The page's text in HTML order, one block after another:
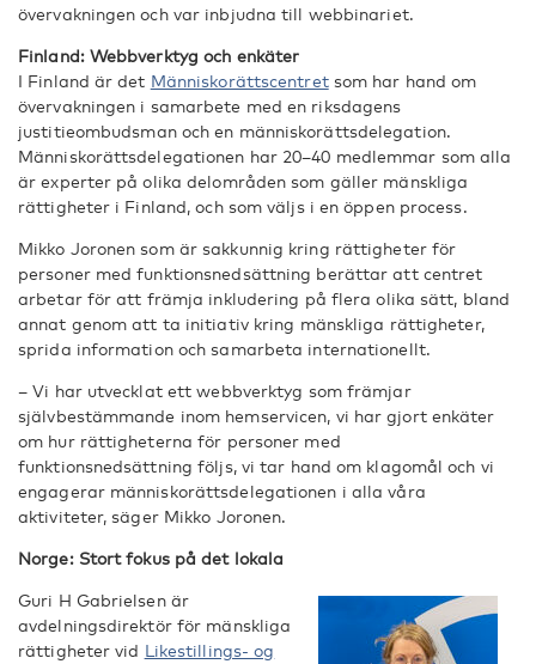
övervakningen och var inbjudna till webbinariet.
Finland: Webbverktyg och enkäter
I Finland är det Människorättscentretsom har hand om
övervakningen i samarbete med en riksdagens
justitieombudsman och en människorättsdelegation.
Människorättsdelegationen har 20–40 medlemmar som alla
är experter på olika delområden som gäller mänskliga
rättigheter i Finland, och som väljs i en öppen process.
Mikko Joronen som är sakkunnig kring rättigheter för
personer med funktionsnedsättning berättar att centret
arbetar för att främja inkludering på flera olika sätt, bland
annat genom att ta initiativ kring mänskliga rättigheter,
sprida information och samarbeta internationellt.
– Vi har utvecklat ett webbverktyg som främjar
självbestämmande inom hemservicen, vi har gjort enkäter
om hur rättigheterna för personer med
funktionsnedsättning följs, vi tar hand om klagomål och vi
engagerar människorättsdelegationen i alla våra
aktiviteter, säger Mikko Joronen.
Norge: Stort fokus på det lokala
Guri H Gabrielsen är
avdelningsdirektör för mänskliga
rättigheter vid Likestillings- og